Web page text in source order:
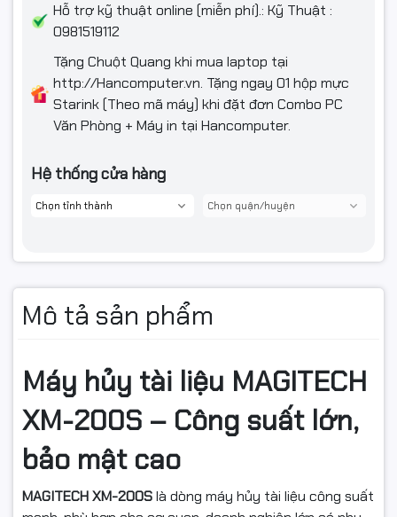
Hỗ trợ kỹ thuật online (miễn phí).: Kỹ Thuật :
0981519112
Tặng Chuột Quang khi mua laptop tại
http://Hancomputer.vn. Tặng ngay 01 hộp mực
Starink (Theo mã máy) khi đặt đơn Combo PC
Văn Phòng + Máy in tại Hancomputer.
Hệ thống cửa hàng
Mô tả sản phẩm
Máy hủy tài liệu MAGITECH
XM-200S – Công suất lớn,
bảo mật cao
MAGITECH XM-200Slà dòng máy hủy tài liệu công suất